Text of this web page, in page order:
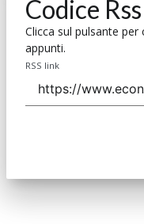
Codice Rss
Clicca sul pulsante per
appunti.
RSS link